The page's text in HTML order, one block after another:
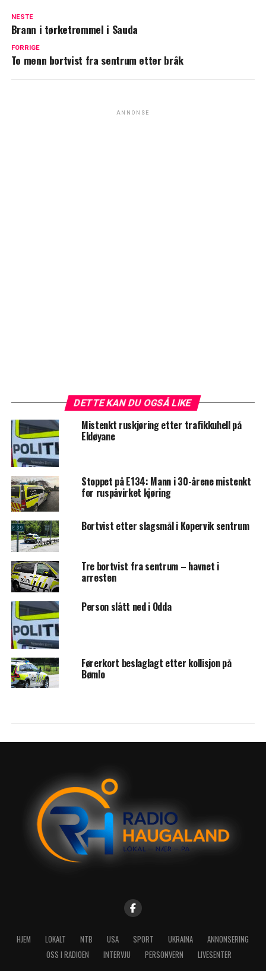
NESTE
Brann i tørketrommel i Sauda
FORRIGE
To menn bortvist fra sentrum etter bråk
ANNONSE
DETTE KAN DU OGSÅ LIKE
Mistenkt ruskjøring etter trafikkuhell på
Eldøyane
Stoppet på E134: Mann i 30-årene mistenkt
for ruspåvirket kjøring
Bortvist etter slagsmål i Kopervik sentrum
Tre bortvist fra sentrum – havnet i
arresten
Person slått ned i Odda
Førerkort beslaglagt etter kollisjon på
Bømlo
HJEM LOKALT NTB USA SPORT UKRAINA
ANNONSERING
OSS I RADIOEN
INTERVJU PERSONVERN LIVESENTER